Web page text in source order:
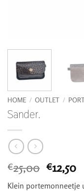
HOME / OUTLET /
Sander.
€25,00
prijs
€12,50
Klein portemonneetje